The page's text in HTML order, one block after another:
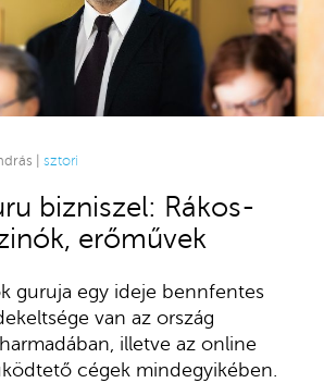
| sztori
bizniszel: Rákos-
erőművek
guruja egy ideje bennfentes
van az ország
illetve az online
cégek mindegyikében.